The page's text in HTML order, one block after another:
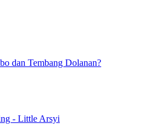
dan Tembang Dolanan?
- Little Arsyi